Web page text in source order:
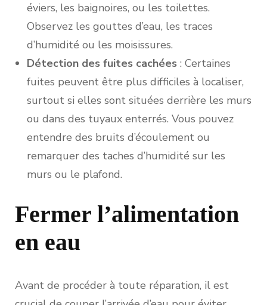
éviers, les baignoires, ou les toilettes.
Observez les gouttes d’eau, les traces
d’humidité ou les moisissures.
Détection des fuites cachées : Certaines
fuites peuvent être plus difficiles à localiser,
surtout si elles sont situées derrière les murs
ou dans des tuyaux enterrés. Vous pouvez
entendre des bruits d’écoulement ou
remarquer des taches d’humidité sur les
murs ou le plafond.
Fermer l’alimentation
en eau
Avant de procéder à toute réparation, il est